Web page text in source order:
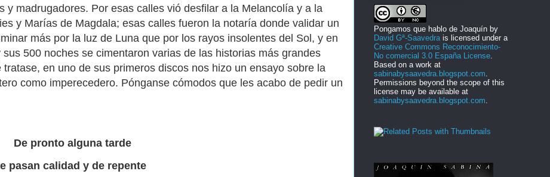
y madrugadores. Por esas calles vió desfilar a la Melancolía y a la
y Marías de Magdala; esas calles fueron la notaría donde validar un
más por la luz de Luna que por los rayos insolentes del Sol, y en
500 noches se cimentaron varias de las historias más grandes
en uno de sus primeros discos nos hizo un ensayo sobre la
como imperecedero. Pónganse cómodos que les acabo de pedir un
De pronto alguna tarde
pasan calidad y de repente
Pongamos que hablo de Joaquín by
David Gª-Saavedrais licensed under a
Creative Commons Reconocimiento-
No comercial 3.0 España License.
Based on a work at
sabinabysaavedra.blogspot.com.
Permissions beyond the scope of this
license may be available at
sabinabysaavedra.blogspot.com.